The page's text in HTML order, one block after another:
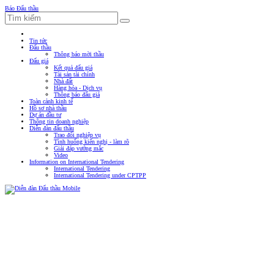
Báo Đấu thầu
Tin tức
Đấu thầu
Thông báo mời thầu
Đấu giá
Kết quả đấu giá
Tài sản tài chính
Nhà đất
Hàng hóa - Dịch vụ
Thông báo đấu giá
Toàn cảnh kinh tế
Hồ sơ nhà thầu
Dự án đầu tư
Thông tin doanh nghiệp
Diễn đàn đấu thầu
Trao đổi nghiệp vụ
Tình huống kiến nghị - làm rõ
Giải đáp vướng mắc
Video
Information on International Tendering
International Tendering
International Tendering under CPTPP